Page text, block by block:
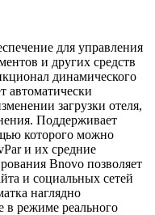
для управления
и других средств
динамического
автоматически
загрузки отеля,
Поддерживает
которого можно
и их средние
Bnovo позволяет
и социальных сетей
наглядно
в режиме реального